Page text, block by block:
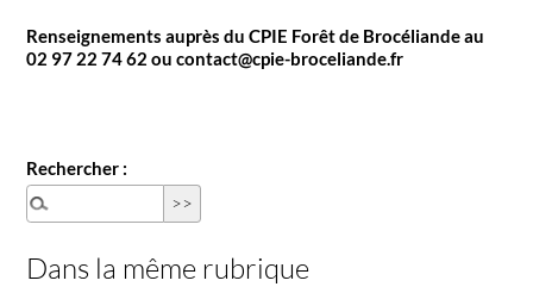
Renseignements auprès du CPIE Forêt de Brocéliande au
02 97 22 74 62 ou contact@cpie-broceliande.fr
Rechercher :
Dans la même rubrique